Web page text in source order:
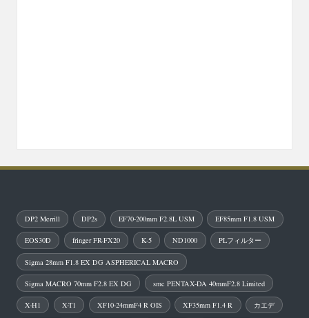
DP2 Merrill DP2s EF70-200mm F2.8L USM EF85mm F1.8 USM
EOS30D fringer FR-FX20 K-5 ND1000 PLフィルター
Sigma 28mm F1.8 EX DG ASPHERICAL MACRO
Sigma MACRO 70mm F2.8 EX DG smc PENTAX-DA 40mmF2.8 Limited
X-H1 X-T1 XF10-24mmF4 R OIS XF35mm F1.4 R カエデ